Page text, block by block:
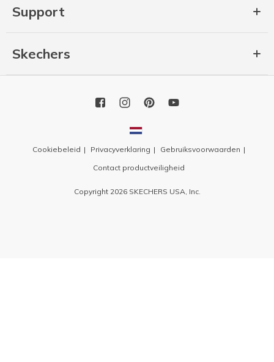
Support
Skechers
Cookiebeleid Privacyverklaring
Gebruiksvoorwaarden
Contact productveiligheid
Copyright 2026 SKECHERS USA, Inc.